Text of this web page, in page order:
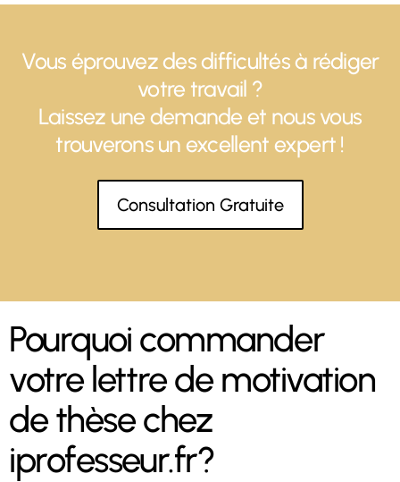
Vous éprouvez des difficultés à rédiger
votre travail ?
Laissez une demande et nous vous
trouverons un excellent expert !
Consultation Gratuite
Pourquoi commander
votre lettre de motivation
de thèse chez
iprofesseur.fr?